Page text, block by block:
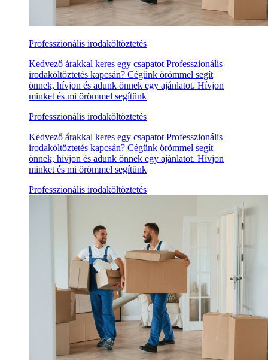
Professzionális irodaköltöztetés
Kedvező árakkal keres egy csapatot Professzionális
irodaköltöztetés kapcsán? Cégünk örömmel segít
önnek, hívjon és adunk önnek egy ajánlatot. Hívjon
minket és mi örömmel segítünk
Professzionális irodaköltöztetés
Kedvező árakkal keres egy csapatot Professzionális
irodaköltöztetés kapcsán? Cégünk örömmel segít
önnek, hívjon és adunk önnek egy ajánlatot. Hívjon
minket és mi örömmel segítünk
Professzionális irodaköltöztetés